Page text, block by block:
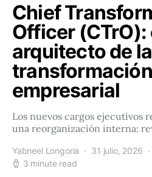
Chief
Officer (CTrO):
arquitecto de la
transformación
empresarial
Los nuevos cargos ejecutivos
una reorganización interna:
Yabneel Longoria 31 julio, 2026
3 minute read